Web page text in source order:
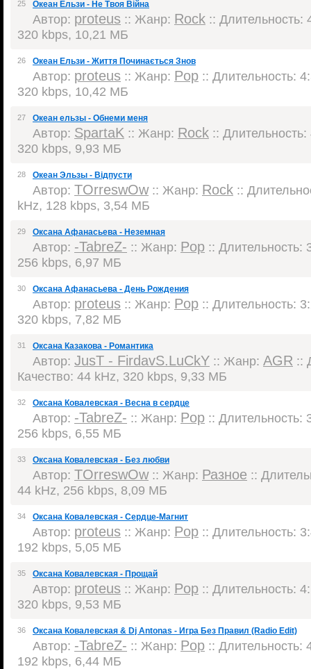
25 Океан Ельзи - Не Твоя Війна
Автор: proteus :: Жанр: Rock :: Длительность:
320 kbps, 10,21 МБ
26 Океан Ельзи - Життя Починається Знов
Автор: proteus :: Жанр: Pop :: Длительность:
320 kbps, 10,42 МБ
27 Океан ельзы - Обнеми меня
Автор: SpartaK :: Жанр: Rock ::
320 kbps, 9,93 МБ
28 Океан Эльзы - Biдпусти
Автор: TOrreswOw:: Жанр: Rock ::
kHz, 128 kbps, 3,54 МБ
29 Оксана Афанасьева - Неземная
Автор: -TabreZ- :: Жанр: Pop :: Длительность:
256 kbps, 6,97 МБ
30 Оксана Афанасьева - День Рождения
Автор: proteus :: Жанр: Pop :: Длительность:
320 kbps, 7,82 МБ
31 Оксана Казакова - Романтика
Автор: JusT - FirdavS.LuCkY :: Жанр: AGR ::
Качество: 44 kHz, 320 kbps, 9,33 МБ
32 Оксана Ковалевская - Весна в сердце
Автор: -TabreZ- :: Жанр: Pop :: Длительность:
256 kbps, 6,55 МБ
33 Оксана Ковалевская - Без любви
Автор: TOrreswOw:: Жанр: Разное ::
44 kHz, 256 kbps, 8,09 МБ
34 Оксана Ковалевская - Сердце-Магнит
Автор: proteus :: Жанр: Pop :: Длительность:
192 kbps, 5,05 МБ
35 Оксана Ковалевская - Прощай
Автор: proteus :: Жанр: Pop :: Длительность:
320 kbps, 9,53 МБ
36 Оксана Ковалевская & Dj Antonas - Игра Без Правил (Radio Edit)
Автор: -TabreZ- :: Жанр: Pop :: Длительность:
192 kbps, 6,44 МБ